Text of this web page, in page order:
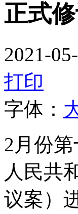
正式修
2021-
打印
字体：
2月份
人民共
议案）